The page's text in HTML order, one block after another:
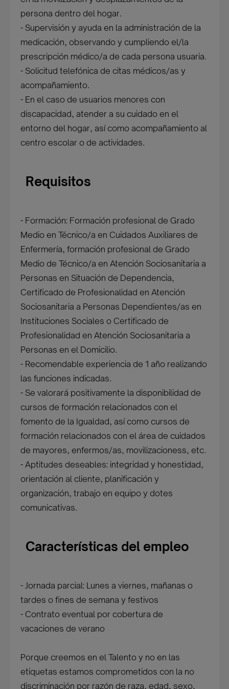
persona dentro del hogar.
- Supervisión y ayuda en la administración de la
medicación, observando y cumpliendo el/la
prescripción médico/a de cada persona usuaria.
- Solicitud telefónica de citas médicos/as y
acompañamiento.
- En el caso de usuarios menores con
discapacidad, atender a su cuidado en el
entorno del hogar, así como acompañamiento al
centro escolar o de actividades.
Requisitos
- Formación: Formación profesional de Grado
Medio en Técnico/a en Cuidados Auxiliares de
Enfermería, formación profesional de Grado
Medio de Técnico/a en Atención Sociosanitaria a
Personas en Situación de Dependencia,
Certificado de Profesionalidad en Atención
Sociosanitaria a Personas Dependientes/as en
Instituciones Sociales o Certificado de
Profesionalidad en Atención Sociosanitaria a
Personas en el Domicilio.
- Recomendable experiencia de 1 año realizando
las funciones indicadas.
- Se valorará positivamente la disponibilidad de
cursos de formación relacionados con el
fomento de la Igualdad, así como cursos de
formación relacionados con el área de cuidados
de mayores, enfermos/as, movilizacioness, etc.
- Aptitudes deseables: integridad y honestidad,
orientación al cliente, planificación y
organización, trabajo en equipo y dotes
comunicativas.
Características del empleo
- Jornada parcial: Lunes a viernes, mañanas o
tardes o fines de semana y festivos
- Contrato eventual por cobertura de
vacaciones de verano
Porque creemos en el Talento y no en las
etiquetas estamos comprometidos con la no
discriminación por razón de raza, edad, sexo,